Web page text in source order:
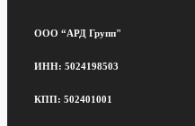
ООО “АРД Групп"
ИНН: 5024198503
КПП: 502401001